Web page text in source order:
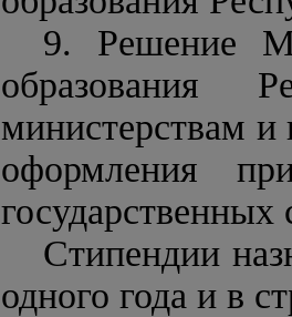
9. Решение
образования
министерствам
оформления
Стипендии
одного года и в